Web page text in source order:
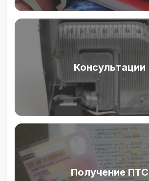
Консультации
Получение ПТС